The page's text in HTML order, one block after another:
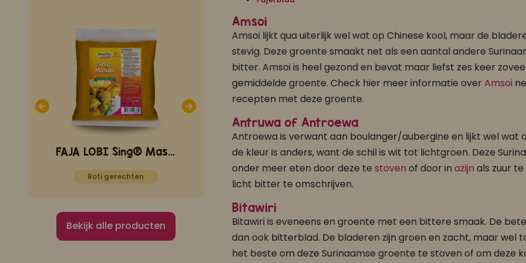
FAJA LOBI Sing® Masala 80 gram
Roti gerechten
FAJA LOBI Knoflook Trafasie 200 gram FAJA LOBI Nasi Trafasie Speciaal 360 gr
Bekijk alle producten
Amsoi
Amsoi lijkt qua uiterlijk wel wat op Chinese kool, maar de
stevig. Deze groente smaakt net als een aantal andere
bitter. Amsoi is heel gezond en bevat maar liefst zes keer
gemiddelde groente. Check hier meer informatie over Amsoi
recepten met deze groente.
Antruwa of Antroewa
Antroewa is verwant aan boulanger/aubergine en lijkt wel wat
de kleur is anders, want de schil is wit tot lichtgroen. Deze
onder meer eten door deze te stoven of door in azijn als zuur
licht bitter te omschrijven.
Bitawiri
Bitawiri is eveneens en groente met een bittere smaak. De
dan ook bitterblad. De bladeren zijn groen en zacht, maar wel
het beste om deze Surinaamse groente te stoven of om deze